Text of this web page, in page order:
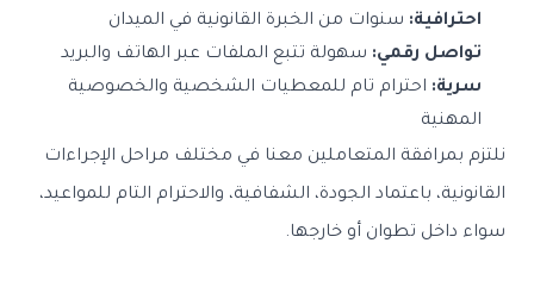
احترافية: سنوات من الخبرة القانونية في الميدان
تواصل رقمي: سهولة تتبع الملفات عبر الهاتف والبريد
سرية: احترام تام للمعطيات الشخصية والخصوصية
المهنية
نلتزم بمرافقة المتعاملين معنا في مختلف مراحل الإجراءات
القانونية، باعتماد الجودة، الشفافية، والاحترام التام للمواعيد،
سواء داخل تطوان أو خارجها.